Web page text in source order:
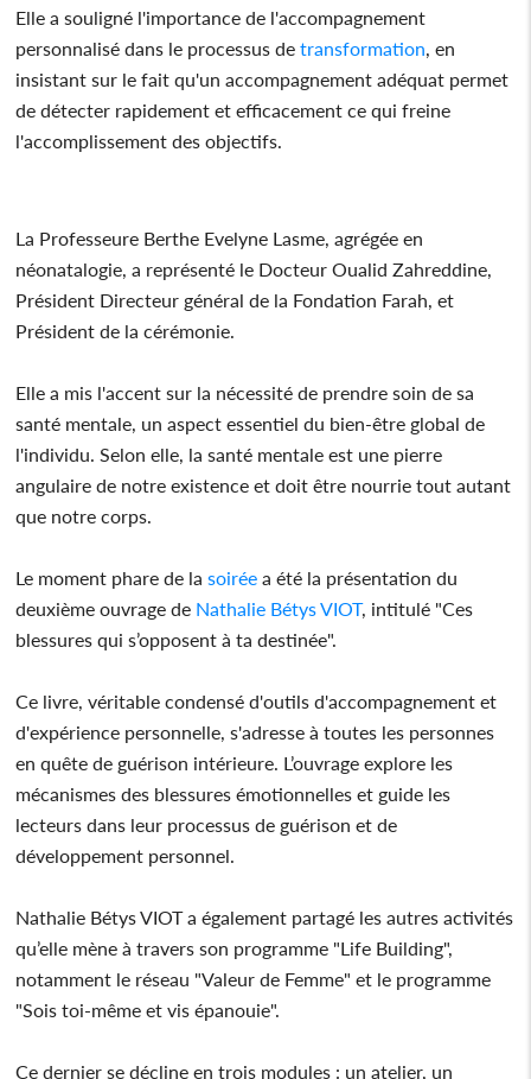
Elle a souligné l'importance de l'accompagnement
personnalisé dans le processus de transformation , en
insistant sur le fait qu'un accompagnement adéquat permet
de détecter rapidement et efficacement ce qui freine
l'accomplissement des objectifs.
La Professeure Berthe Evelyne Lasme, agrégée en
néonatalogie, a représenté le Docteur Oualid Zahreddine,
Président Directeur général de la Fondation Farah, et
Président de la cérémonie.
Elle a mis l'accent sur la nécessité de prendre soin de sa
santé mentale, un aspect essentiel du bien-être global de
l'individu. Selon elle, la santé mentale est une pierre
angulaire de notre existence et doit être nourrie tout autant
que notre corps.
Le moment phare de la soirée a été la présentation du
deuxième ouvrage de Nathalie Bétys VIOT, intitulé "Ces
blessures qui s’opposent à ta destinée".
Ce livre, véritable condensé d'outils d'accompagnement et
d'expérience personnelle, s'adresse à toutes les personnes
en quête de guérison intérieure. L’ouvrage explore les
mécanismes des blessures émotionnelles et guide les
lecteurs dans leur processus de guérison et de
développement personnel.
Nathalie Bétys VIOT a également partagé les autres activités
qu’elle mène à travers son programme "Life Building",
notamment le réseau "Valeur de Femme" et le programme
"Sois toi-même et vis épanouie".
Ce dernier se décline en trois modules : un atelier, un